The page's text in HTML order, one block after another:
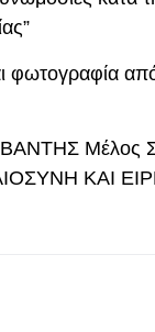
φωτογραφία
Μέλος
ΚΑΙ